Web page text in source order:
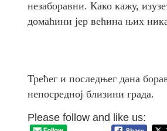
незаборавни. Како кажу,
домаћини јер већина њих
Трећег и последњег дана
непосредној близини града.
Please follow and like us: